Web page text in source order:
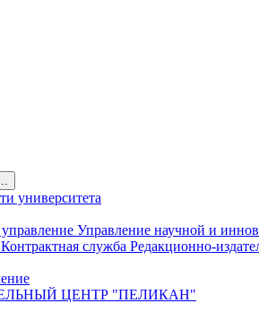
университета
Управление научной и
Контрактная служба Редакционно-
ЦЕНТР "ПЕЛИКАН"